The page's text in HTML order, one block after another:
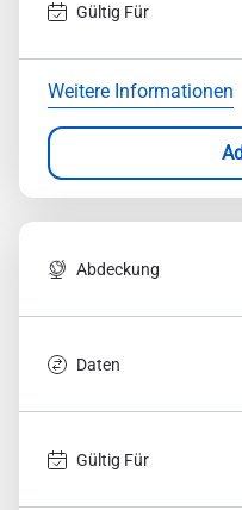
Gültig Für
Weitere Informationen
Abdeckung
Daten
Gültig Für